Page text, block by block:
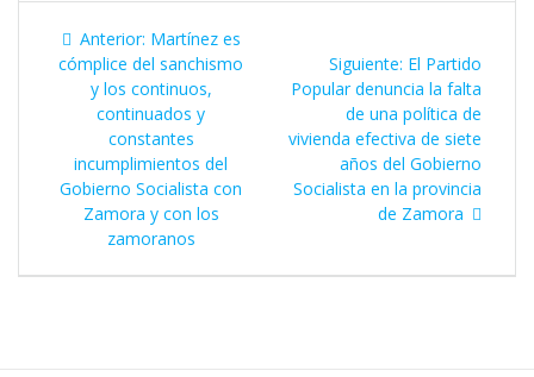
b
o
o
t
e
r
s
A
p
p
g
r
a
m
L
Navegación
de
entradas
Anterior: Entrada
anterior:
Martínez es
cómplice del sanchismo
y los continuos,
continuados y
constantes
incumplimientos del
Gobierno Socialista con
Zamora y con los
zamoranos
Siguiente: Siguiente
entrada:
El Partido
Popular denuncia la falta
de una política de
vivienda efectiva de siete
años del Gobierno
Socialista en la provincia
de Zamora